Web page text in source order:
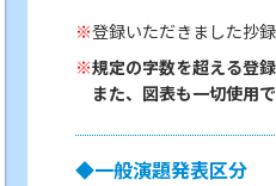
登録いただきました抄
規定の字数を超える登
また、図表も一切使用
◆一般演題発表区分